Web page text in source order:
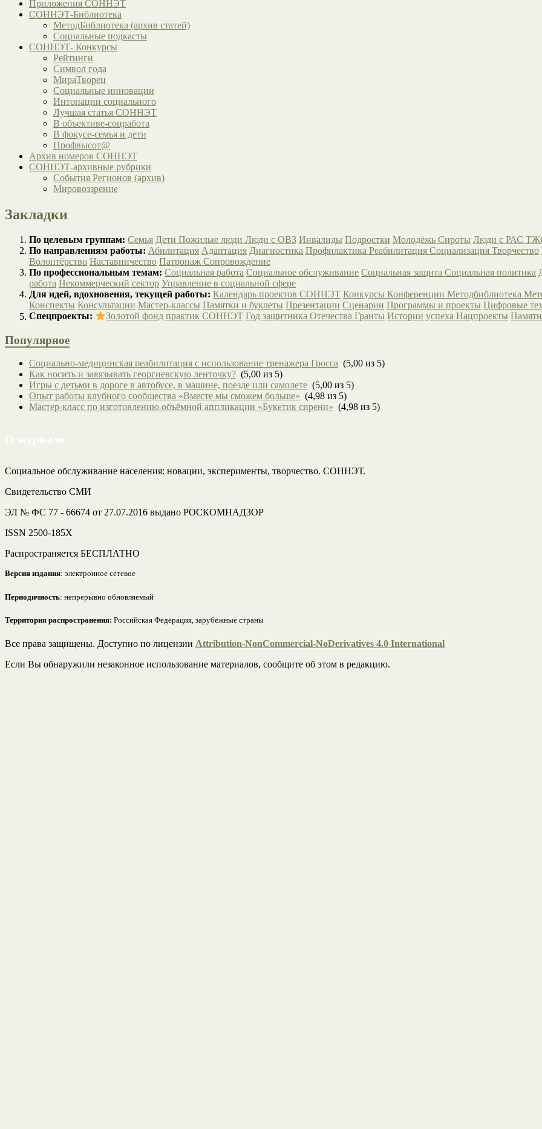
Приложения СОННЭТ
СОННЭТ-Библиотека
МетодБиблиотека (архив статей)
Социальные подкасты
СОННЭТ- Конкурсы
Рейтинги
Символ года
МираТворец
Социальные инновации
Интонации социального
Лучшая статья СОННЭТ
В объективе-соцработа
В фокусе-семья и дети
Профвысот@
Архив номеров СОННЭТ
СОННЭТ-архивные рубрики
События Регионов (архив)
Мировоззрение
Закладки
По целевым группам: Семья Дети Пожилые люди Люди с ОВЗ Инвалиды Подростки Молодёжь Сироты Люди с РАС
По направлениям работы: Абилитация Адаптация Диагностика Профилактика Реабилитация Социализация Творчество
Волонтёрство Наставничество Патронаж Сопровождение
По профессиональным темам: Социальная работа Социальное обслуживание Социальная защита Социальная политика
работа Некоммерческий сектор Управление в социальной сфере
Для идей, вдохновения, текущей работы: Календарь проектов СОННЭТ Конкурсы Конференции Методбиблиотека
Конспекты Консультации Мастер-классы Памятки и буклеты Презентации Сценарии Программы и проекты Цифровые
Спецпроекты:
Золотой фонд практик СОННЭТ Год защитника ОтечестваГранты Истории успехаНацпроекты
Популярное
Социально-медицинская реабилитация с использование тренажера Гросса (5,00 из 5)
Как носить и завязывать георгиевскую ленточку? (5,00 из 5)
Игры с детьми в дороге в автобусе, в машине, поезде или самолете (5,00 из 5)
Опыт работы клубного сообщества «Вместе мы сможем больше» (4,98 из 5)
Мастер-класс по изготовлению объёмной аппликации «Букетик сирени» (4,98 из 5)
Социальное обслуживание населения: новации, эксперименты, творчество. СОННЭТ.
Свидетельство СМИ
ЭЛ № ФС 77 - 66674 от 27.07.2016 выдано РОСКОМНАДЗОР
ISSN 2500-185Х
Распространяется БЕСПЛАТНО
Версия издания: электронное сетевое
Периодичность: непрерывно обновляемый
Территория распространения: Российская Федерация, зарубежные страны
Все права защищены. Доступно по лицензии Attribution-NonCommercial-NoDerivatives 4.0 International
Если Вы обнаружили незаконное использование материалов, сообщите об этом в редакцию.